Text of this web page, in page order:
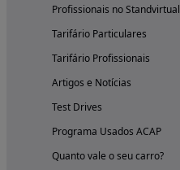
Profissionais no Standvirtual
Tarifário Particulares
Tarifário Profissionais
Artigos e Notícias
Test Drives
Programa Usados ACAP
Quanto vale o seu carro?